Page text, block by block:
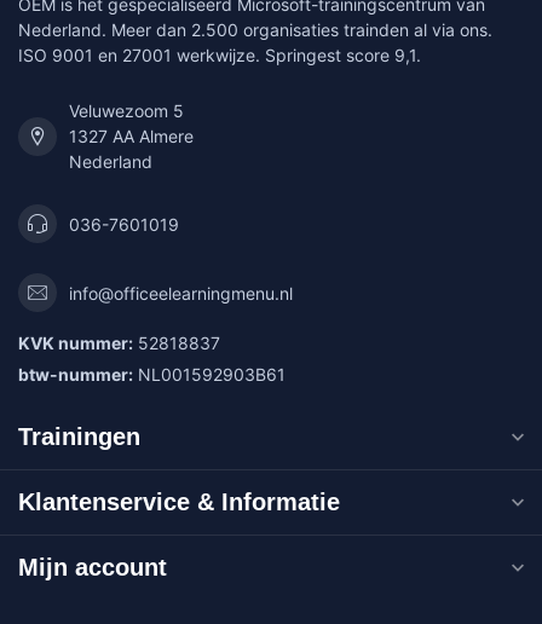
OEM is het gespecialiseerd Microsoft-trainingscentrum van
Nederland. Meer dan 2.500 organisaties trainden al via ons.
ISO 9001 en 27001 werkwijze. Springest score 9,1.
Veluwezoom 5
1327 AA Almere
Nederland
036-7601019
info@officeelearningmenu.nl
KVK nummer: 52818837
btw-nummer: NL001592903B61
Trainingen
Klantenservice & Informatie
Mijn account